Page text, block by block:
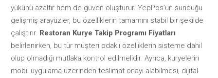
yükünü azaltır hem de güven oluşturur. YepPos’un sunduğu
gelişmiş arayüzler, bu özelliklerin tamamını stabil bir şekilde
çalıştırır. Restoran Kurye Takip Programı Fiyatları
belirlenirken, bu tür müşteri odaklı özelliklerin sisteme dahil
olup olmadığı mutlaka kontrol edilmelidir. Ayrıca, kuryelerin
mobil uygulama üzerinden teslimat onayı alabilmesi, dijital